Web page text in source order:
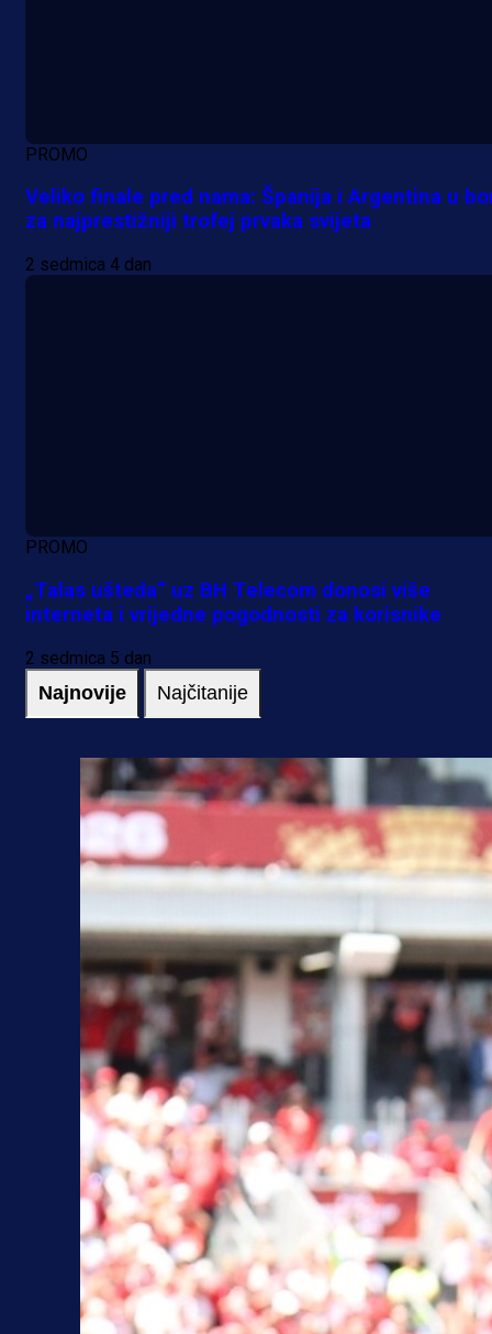
PROMO
Veliko finale pred nama: Španija i Argentina u
za najprestižniji trofej prvaka svijeta
2 sedmica 4 dan
PROMO
„Talas ušteda“ uz BH Telecom donosi više
interneta i vrijedne pogodnosti za korisnike
2 sedmica 5 dan
Najnovije Najčitanije